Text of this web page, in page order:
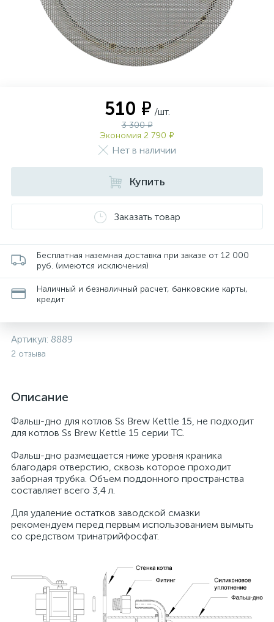
510 ₽ /шт.
3 300 ₽
Экономия 2 790 ₽
Нет в наличии
Купить
Заказать товар
Бесплатная наземная доставка при заказе от 12 000
руб. (имеются исключения)
Наличный и безналичный расчет, банковские карты,
кредит
Артикул: 8889
2 отзыва
Описание
Фальш-дно для котлов Ss Brew Kettle 15, не подходит
для котлов Ss Brew Kettle 15 серии TC.
Фальш-дно размещается ниже уровня краника
благодаря отверстию, сквозь которое проходит
заборная трубка. Объем поддонного пространства
составляет всего 3,4 л.
Для удаление остатков заводской смазки
рекомендуем перед первым использованием вымыть
со средством тринатрийфосфат.